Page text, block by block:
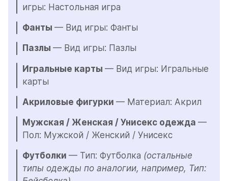
игры: Настольная игра
Фанты — Вид игры: Фанты
Пазлы — Вид игры: Пазлы
Игральные карты — Вид игры: Игральные
карты
Акриловые фигурки — Материал: Акрил
Мужская / Женская / Унисекс одежда —
Пол: Мужской / Женский / Унисекс
Футболки — Тип: Футболка (остальные
типы одежды по аналогии, например, Тип: